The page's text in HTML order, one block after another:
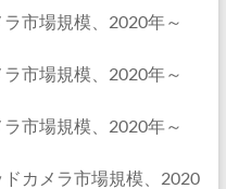
市場規模、2020年～
市場規模、2020年～
市場規模、2020年～
カメラ市場規模、2020